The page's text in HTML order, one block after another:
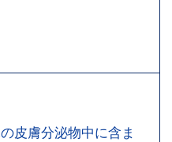
皮膚分泌物中に含ま